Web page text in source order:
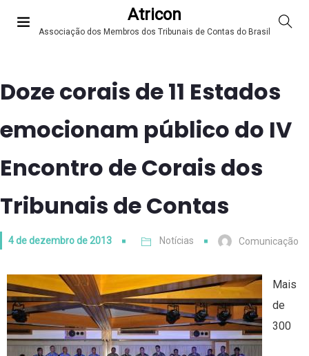
Atricon
Associação dos Membros dos Tribunais de Contas do Brasil
Doze corais de 11 Estados
emocionam público do IV
Encontro de Corais dos
Tribunais de Contas
4 de dezembro de 2013 Notícias Comunicação
Mais
de
300